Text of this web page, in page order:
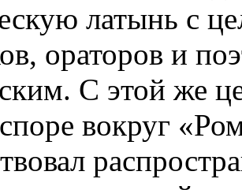
латынь с
ораторов и
С этой же
вокруг